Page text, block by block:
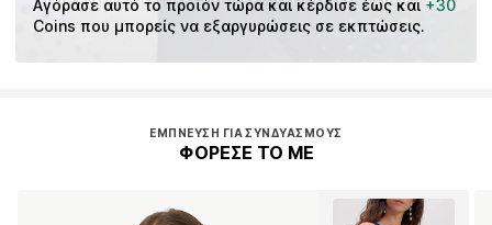
Αγόρασε αυτό το προϊόν τώρα και κέρδισε έως και +30
Coins που μπορείς να εξαργυρώσεις σε εκπτώσεις.
ΈΜΠΝΕΥΣΗ ΓΙΑ ΣΥΝΔΥΑΣΜΟΎΣ
ΦΟΡΕΣΕ ΤΟ ΜΕ